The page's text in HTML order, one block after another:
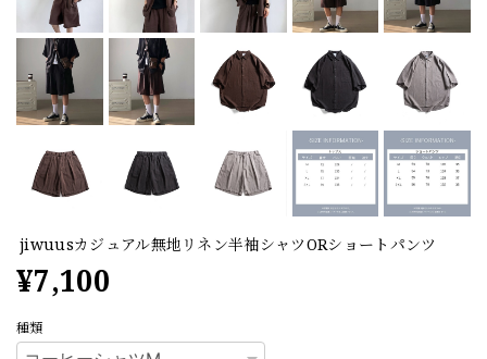
jiwuusカジュアル無地リネン半袖シャツORショートパンツ
¥7,100
種類